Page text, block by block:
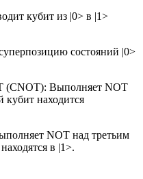
кубит из |0> в |1>
состояний |0>
(CNOT): Выполняет NOT
находится
NOT над третьим
в |1>.